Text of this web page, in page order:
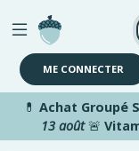
Aller au contenu
ME CONNECTER
💊 Achat Groupé
13 août🚨